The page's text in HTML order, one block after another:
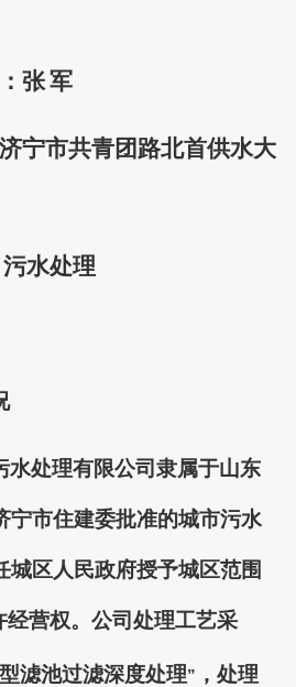
张军
宁市共青团路北首供水大
污水处理
水处理有限公司隶属于山东
宁市住建委批准的城市污水
城区人民政府授予城区范围
经营权。公司处理工艺采
滤池过滤深度处理” ，处理